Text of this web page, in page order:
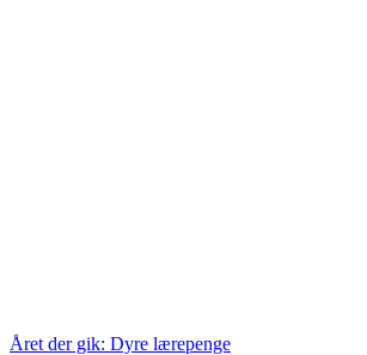
Året der gik: Dyre lærepenge